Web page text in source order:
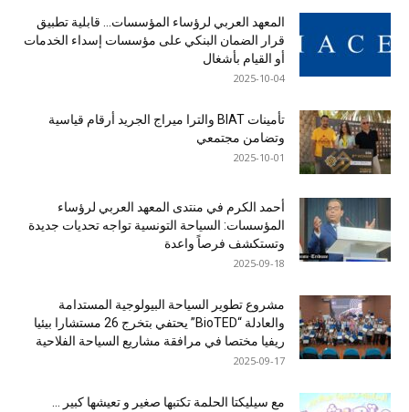
المعهد العربي لرؤساء المؤسسات… قابلية تطبيق
قرار الضمان البنكي على مؤسسات إسداء الخدمات
أو القيام بأشغال
2025-10-04
تأمينات BIAT والترا ميراج الجريد أرقام قياسية
وتضامن مجتمعي
2025-10-01
أحمد الكرم في منتدى المعهد العربي لرؤساء
المؤسسات: السياحة التونسية تواجه تحديات جديدة
وتستكشف فرصاً واعدة
2025-09-18
مشروع تطوير السياحة البيولوجية المستدامة
والعادلة “BioTED” يحتفي بتخرج 26 مستشارا بيئيا
ريفيا مختصا في مرافقة مشاريع السياحة الفلاحية
2025-09-17
مع سيليكتا الحلمة تكتبها صغير و تعيشها كبير …